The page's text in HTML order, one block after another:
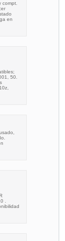
compt.
en
50.
.